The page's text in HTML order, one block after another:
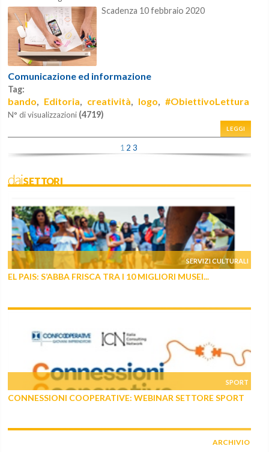
Scadenza 10 febbraio 2020
Comunicazione ed informazione
Tag:
bando, Editoria, creatività, logo,#ObiettivoLettura
N° di visualizzazioni (4719)
LEGGI
1 2 3
daiSETTORI
SERVIZI CULTURALI
EL PAIS: S’ABBA FRISCA TRA I 10 MIGLIORI MUSEI...
SPORT
CONNESSIONI COOPERATIVE: WEBINAR SETTORE SPORT
ARCHIVIO